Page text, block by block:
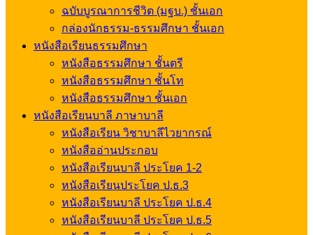
ฉบับบูรณาการชีวิต (มฐบ.) ชั้นเอก
กล่องนักธรรม-ธรรมศึกษา ชั้นเอก
หนังสือเรียนธรรมศึกษา
หนังสือธรรมศึกษา ชั้นตรี
หนังสือธรรมศึกษา ชั้นโท
หนังสือธรรมศึกษา ชั้นเอก
หนังสือเรียนบาลี ภาษาบาลี
หนังสือเรียน วิชาบาลีไวยากรณ์
หนังสืออ่านประกอบ
หนังสือเรียนบาลี ประโยค 1-2
หนังสือเรียนประโยค ป.ธ.3
หนังสือเรียนบาลี ประโยค ป.ธ.4
หนังสือเรียนบาลี ประโยค ป.ธ.5